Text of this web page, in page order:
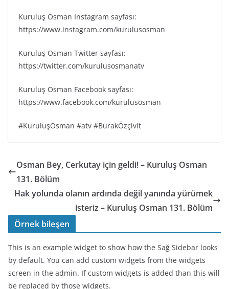
Kuruluş Osman Instagram sayfası:
https://www.instagram.com/kurulusosman
Kuruluş Osman Twitter sayfası:
https://twitter.com/kurulusosmanatv
Kuruluş Osman Facebook sayfası:
https://www.facebook.com/kurulusosman
#KuruluşOsman #atv #BurakÖzçivit
Osman Bey, Cerkutay için geldi! – Kuruluş Osman
131. Bölüm
Hak yolunda olanın ardında değil yanında yürümek
isteriz – Kuruluş Osman 131. Bölüm
Örnek bileşen
This is an example widget to show how the Sağ Sidebar looks
by default. You can add custom widgets from the widgets
screen in the admin. If custom widgets is added than this will
be replaced by those widgets.